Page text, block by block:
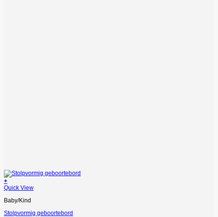
+
Quick View
Baby/Kind
Stolpvormig geboortebord